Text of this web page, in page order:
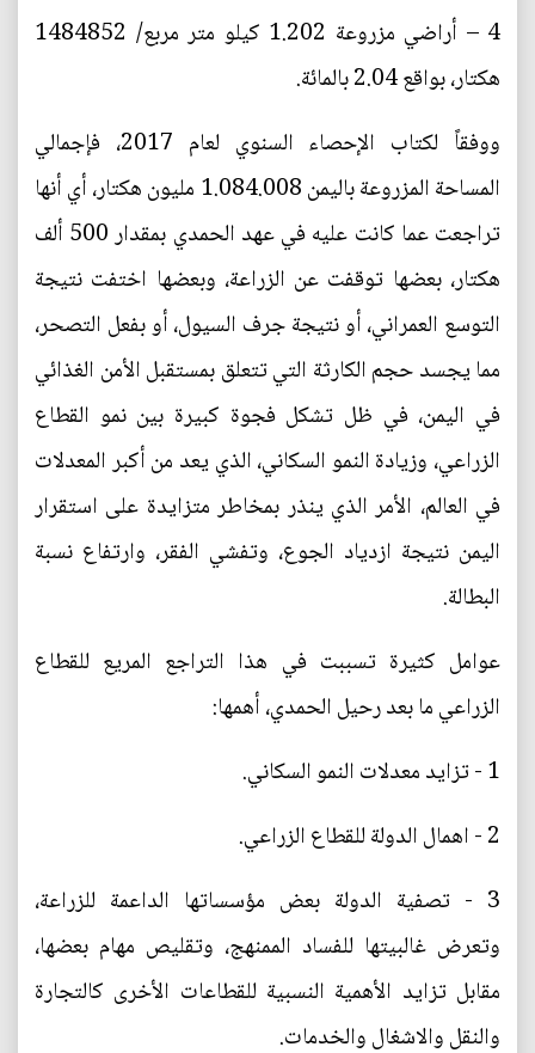
4 – أراضي مزروعة 1.202 كيلو متر مربع/ 1484852
هكتار، بواقع 2.04 بالمائة.
ووفقاً لكتاب الإحصاء السنوي لعام 2017، فإجمالي
المساحة المزروعة باليمن 1.084.008 مليون هكتار، أي أنها
تراجعت عما كانت عليه في عهد الحمدي بمقدار 500 ألف
هكتار، بعضها توقفت عن الزراعة، وبعضها اختفت نتيجة
التوسع العمراني، أو نتيجة جرف السيول، أو بفعل التصحر،
مما يجسد حجم الكارثة التي تتعلق بمستقبل الأمن الغذائي
في اليمن، في ظل تشكل فجوة كبيرة بين نمو القطاع
الزراعي، وزيادة النمو السكاني، الذي يعد من أكبر المعدلات
في العالم، الأمر الذي ينذر بمخاطر متزايدة على استقرار
اليمن نتيجة ازدياد الجوع، وتفشي الفقر، وارتفاع نسبة
البطالة.
عوامل كثيرة تسببت في هذا التراجع المريع للقطاع
الزراعي ما بعد رحيل الحمدي، أهمها:
1 - تزايد معدلات النمو السكاني.
2 - اهمال الدولة للقطاع الزراعي.
3 - تصفية الدولة بعض مؤسساتها الداعمة للزراعة،
وتعرض غالبيتها للفساد الممنهج، وتقليص مهام بعضها،
مقابل تزايد الأهمية النسبية للقطاعات الأخرى كالتجارة
والنقل والاشغال والخدمات.